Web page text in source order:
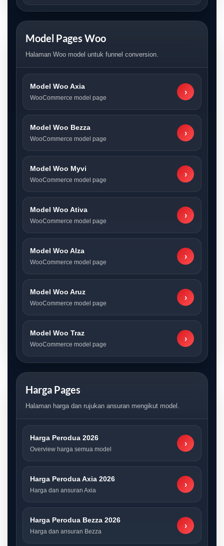
Model Pages Woo
Halaman Woo model untuk funnel conversion.
Model Woo Axia
WooCommerce model page
›
Model Woo Bezza
WooCommerce model page
›
Model Woo Myvi
WooCommerce model page
›
Model Woo Ativa
WooCommerce model page
›
Model Woo Alza
WooCommerce model page
›
Model Woo Aruz
WooCommerce model page
›
Model Woo Traz
WooCommerce model page
›
Harga Pages
Halaman harga dan rujukan ansuran mengikut model.
Harga Perodua 2026
Overview harga semua model
›
Harga Perodua Axia 2026
Harga dan ansuran Axia
›
Harga Perodua Bezza 2026
Harga dan ansuran Bezza
›